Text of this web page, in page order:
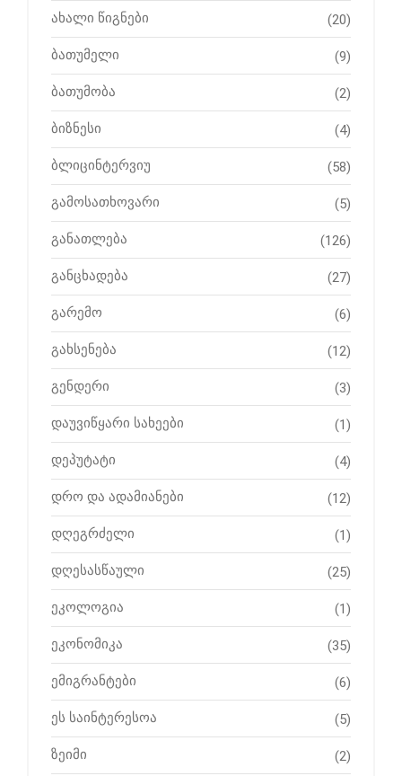
ახალი წიგნები (20)
ბათუმელი (9)
ბათუმობა (2)
ბიზნესი (4)
ბლიცინტერვიუ (58)
გამოსათხოვარი (5)
განათლება (126)
განცხადება (27)
გარემო (6)
გახსენება (12)
გენდერი (3)
დაუვიწყარი სახეები (1)
დეპუტატი (4)
დრო და ადამიანები (12)
დღეგრძელი (1)
დღესასწაული (25)
ეკოლოგია (1)
ეკონომიკა (35)
ემიგრანტები (6)
ეს საინტერესოა (5)
ზეიმი (2)